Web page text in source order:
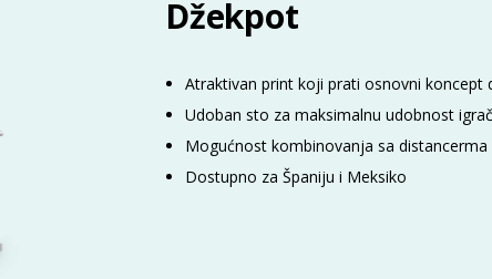
Džekpot
Atraktivan print koji prati osnovni koncept
Udoban sto za maksimalnu udobnost
Mogućnost kombinovanja sa
Dostupno za Španiju i Meksiko